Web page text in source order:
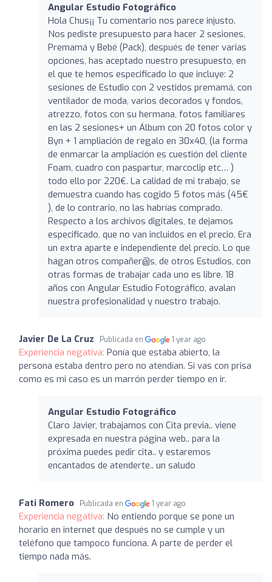
Angular Estudio Fotográfico
Hola Chus¡¡ Tu comentario nos parece injusto.
Nos pediste presupuesto para hacer 2 sesiones,
Premamá y Bebé (Pack), después de tener varias
opciones, has aceptado nuestro presupuesto, en
el que te hemos especificado lo que incluye: 2
sesiones de Estudio con 2 vestidos premamá, con
ventilador de moda, varios decorados y fondos,
atrezzo, fotos con su hermana, fotos familiares
en las 2 sesiones+ un Álbum con 20 fotos color y
Byn + 1 ampliación de regalo en 30x40, (la forma
de enmarcar la ampliación es cuestión del cliente
Foam, cuadro con paspartur, marcoclip etc… )
todo ello por 220€. La calidad de mi trabajo, se
demuestra cuando has cogido 5 fotos más (45€
), de lo contrario, no las habrías comprado.
Respecto a los archivos digitales, te dejamos
especificado, que no van incluidos en el precio. Era
un extra aparte e independiente del precio. Lo que
hagan otros compañer@s, de otros Estudios, con
otras formas de trabajar cada uno es libre. 18
años con Angular Estudio Fotográfico, avalan
nuestra profesionalidad y nuestro trabajo.
Javier De La Cruz Publicada en 1 year ago
Experiencia negativa: Ponía que estaba abierto, la
persona estaba dentro pero no atendían. Si vas con prisa
como es mi caso es un marrón perder tiempo en ir.
Angular Estudio Fotográfico
Claro Javier, trabajamos con Cita previa.. viene
expresada en nuestra página web.. para la
próxima puedes pedir cita.. y estaremos
encantados de atenderte.. un saludo
Fati Romero Publicada en 1 year ago
Experiencia negativa: No entiendo porque se pone un
horario en internet que después no se cumple y un
teléfono que tampoco funciona. A parte de perder el
tiempo nada más.